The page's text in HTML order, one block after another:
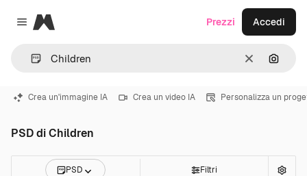
Close menu
Magnific
CancellaCerca
Prezzi Accedi
Crea un'immagine IA Crea un video IA Personalizza un
PSD di Children
PSD Filtri